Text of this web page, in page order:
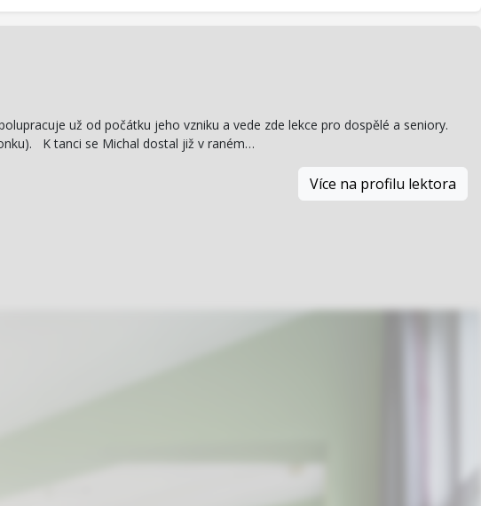
už od počátku jeho vzniku a vede zde lekce pro dospělé a seniory.
K tanci se Michal dostal již v raném…
Více na profilu lektora